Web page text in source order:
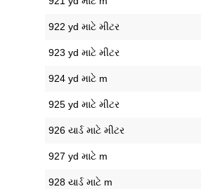
922 yd માટે મીટર
923 yd માટે મીટર
924 yd માટે m
925 yd માટે મીટર
926 યાર્ડ માટે મીટર
927 yd માટે m
928 યાર્ડ માટે m